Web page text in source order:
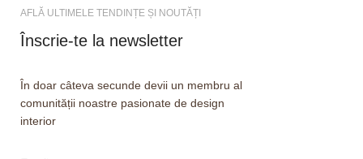
AFLĂ ULTIMELE TENDINȚE ȘI NOUTĂȚI
Înscrie-te la newsletter
În doar câteva secunde devii un membru al
comunității noastre pasionate de design
interior